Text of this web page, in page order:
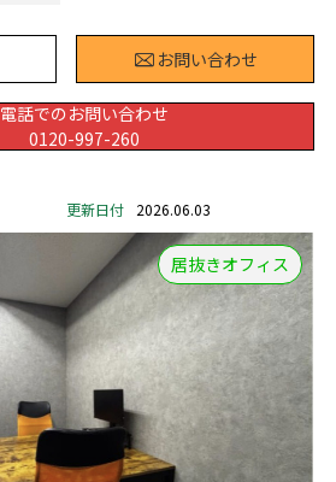
お問い合わせ
電話でのお問い合わせ
0120-997-260
更新日付 2026.06.03
居抜きオフィス